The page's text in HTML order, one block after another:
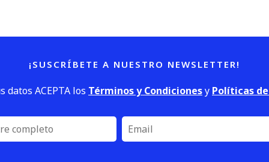
¡SUSCRÍBETE A NUESTRO NEWSLETTER!
datos ACEPTA los Términos y Condicionesy Políticas